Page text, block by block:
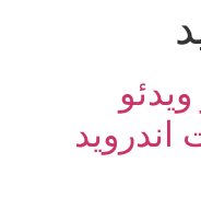
اندروید